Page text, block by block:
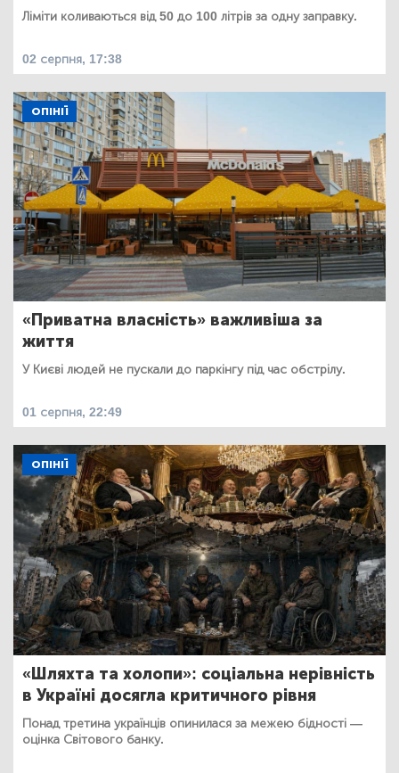
Ліміти коливаються від 50 до 100 літрів за одну заправку.
02 серпня, 17:38
ОПІНІЇ
«Приватна власність» важливіша за
життя
У Києві людей не пускали до паркінгу під час обстрілу.
01 серпня, 22:49
ОПІНІЇ
«Шляхта та холопи»: соціальна нерівність
в Україні досягла критичного рівня
Понад третина українців опинилася за межею бідності —
оцінка Світового банку.